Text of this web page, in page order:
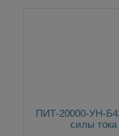
ПИТ-20000-УН-
силы